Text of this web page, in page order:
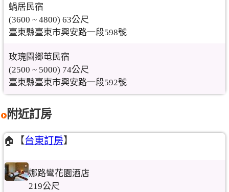
蝸居民宿
(3600 ~ 4800) 63公尺
臺東縣臺東市興安路一段598號
玫瑰園鄉芚民宿
(2500 ~ 5000) 74公尺
臺東縣臺東市興安路一段592號
附近訂房
🏠【台東訂房】
娜路彎花園酒店
219公尺